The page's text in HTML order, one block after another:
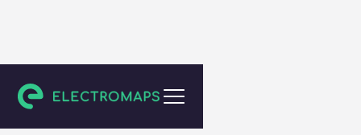
Niederlande